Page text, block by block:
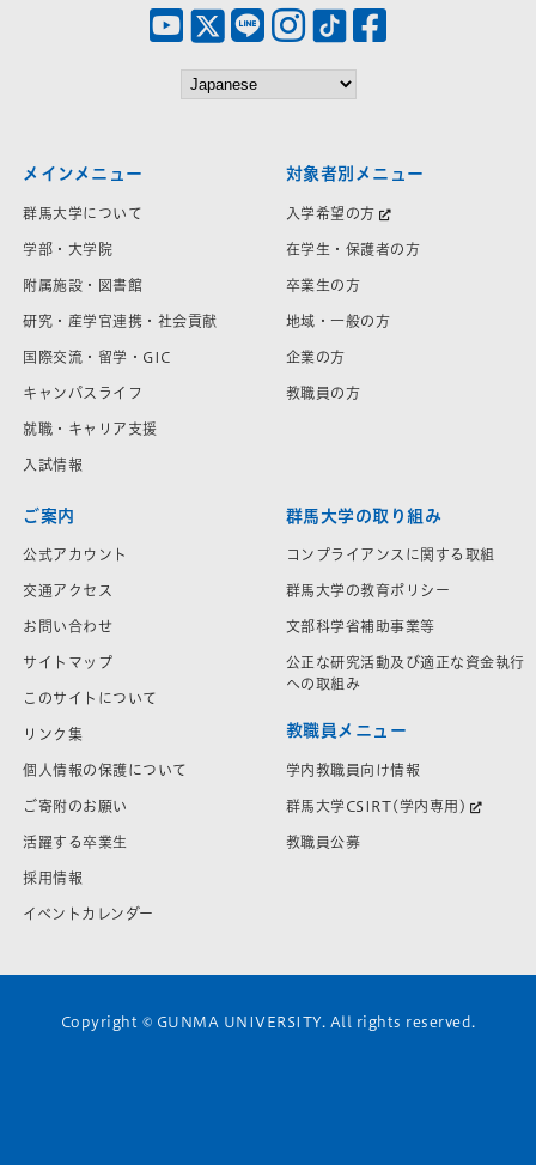
メインメニュー
群馬大学について
学部・大学院
附属施設・図書館
研究・産学官連携・社会貢献
国際交流・留学・GIC
キャンパスライフ
就職・キャリア支援
入試情報
対象者別メニュー
入学希望の方
在学生・保護者の方
卒業生の方
地域・一般の方
企業の方
教職員の方
ご案内
公式アカウント
交通アクセス
お問い合わせ
サイトマップ
このサイトについて
リンク集
個人情報の保護について
ご寄附のお願い
活躍する卒業生
採用情報
イベントカレンダー
群馬大学の取り組み
コンプライアンスに関する取組
群馬大学の教育ポリシー
文部科学省補助事業等
公正な研究活動及び適正な資金執行
への取組み
教職員メニュー
学内教職員向け情報
群馬大学CSIRT(学内専用)
教職員公募
Copyright © GUNMA UNIVERSITY. All rights reserved.